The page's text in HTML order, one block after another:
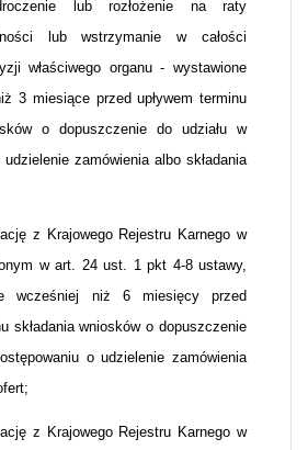
lub rozłożenie na raty
lub wstrzymanie w całości
właściwego organu - wystawione
3 miesiące przed upływem terminu
o dopuszczenie do udziału w
zamówienia albo składania
z Krajowego Rejestru Karnego w
w art. 24 ust. 1 pkt 4-8 ustawy,
wcześniej niż 6 miesięcy przed
składania wniosków o dopuszczenie
o udzielenie zamówienia
z Krajowego Rejestru Karnego w